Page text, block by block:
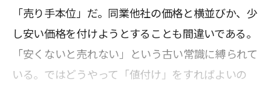
「売り手本位」だ。同業他社の価格と横並びか、少
し安い価格を付けようとすることも間違いである。
「安くないと売れない」という古い常識に縛られて
いる。ではどうやって「値付け」をすればよいの